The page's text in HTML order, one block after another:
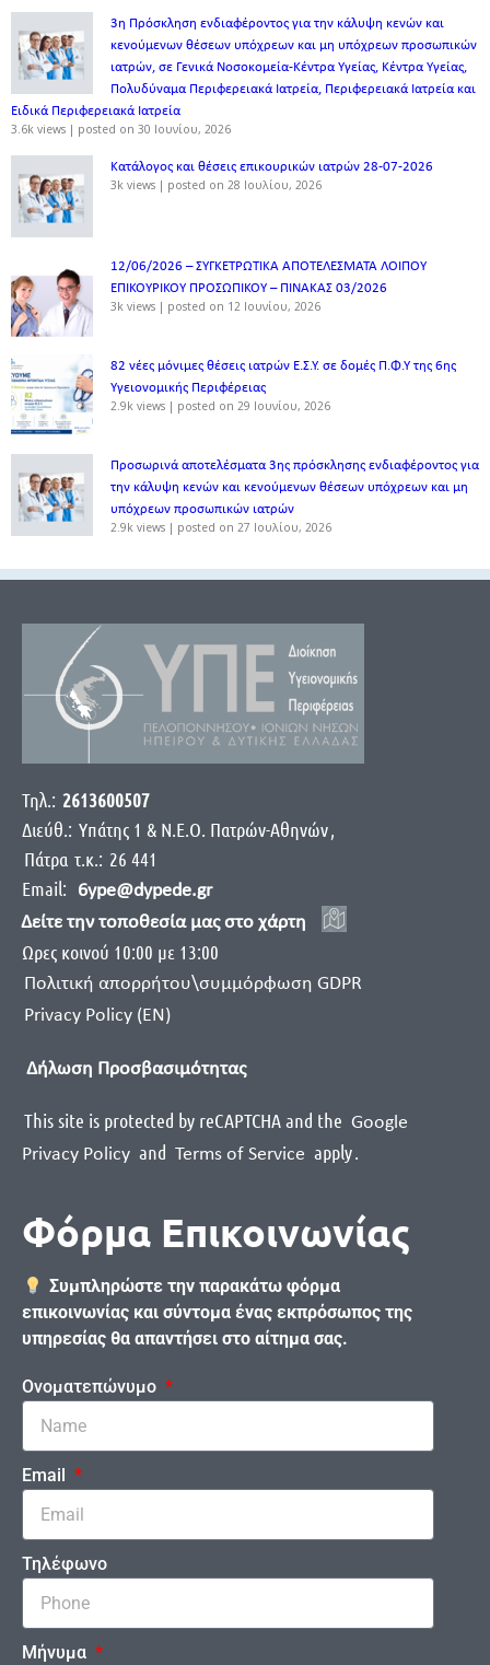
3η Πρόσκληση ενδιαφέροντος για την κάλυψη κενών και
κενούμενων θέσεων υπόχρεων και μη υπόχρεων προσωπικών
ιατρών, σε Γενικά Νοσοκομεία-Κέντρα Υγείας, Κέντρα Υγείας,
Πολυδύναμα Περιφερειακά Ιατρεία, Περιφερειακά Ιατρεία και
Ειδικά Περιφερειακά Ιατρεία
3.6k views | posted on 30 Ιουνίου, 2026
Κατάλογος και θέσεις επικουρικών ιατρών 28-07-2026
3k views | posted on 28 Ιουλίου, 2026
12/06/2026 – ΣΥΓΚΕΤΡΩΤΙΚΑ ΑΠΟΤΕΛΕΣΜΑΤΑ ΛΟΙΠΟΥ
ΕΠΙΚΟΥΡΙΚΟΥ ΠΡΟΣΩΠΙΚΟΥ – ΠΙΝΑΚΑΣ 03/2026
3k views | posted on 12 Ιουνίου, 2026
82 νέες μόνιμες θέσεις ιατρών Ε.Σ.Υ. σε δομές Π.Φ.Υ της 6ης
Υγειονομικής Περιφέρειας
2.9k views | posted on 29 Ιουνίου, 2026
Προσωρινά αποτελέσματα 3ης πρόσκλησης ενδιαφέροντος για
την κάλυψη κενών και κενούμενων θέσεων υπόχρεων και μη
υπόχρεων προσωπικών ιατρών
2.9k views | posted on 27 Ιουλίου, 2026
Τηλ.: 2613600507
Διεύθ.: Yπάτης 1 & Ν.Ε.Ο. Πατρών-Αθηνών,
Πάτρα τ.κ.: 26 441
Email:
6ype@dypede.gr
Δείτε την τοποθεσία μας στο χάρτη
Ωρες κοινού 10:00 με 13:00
Πολιτική απορρήτου\συμμόρφωση GDPR
Privacy Policy (EN)
Δήλωση Προσβασιμότητας
This site is protected by reCAPTCHA and the Google
Privacy Policy and Terms of Service apply.
Φόρμα Επικοινωνίας
Συμπληρώστε την παρακάτω φόρμα
επικοινωνίας και σύντομα ένας εκπρόσωπος της
υπηρεσίας θα απαντήσει στο αίτημα σας.
Ονοματεπώνυμο
Email
Τηλέφωνο
Μήνυμα